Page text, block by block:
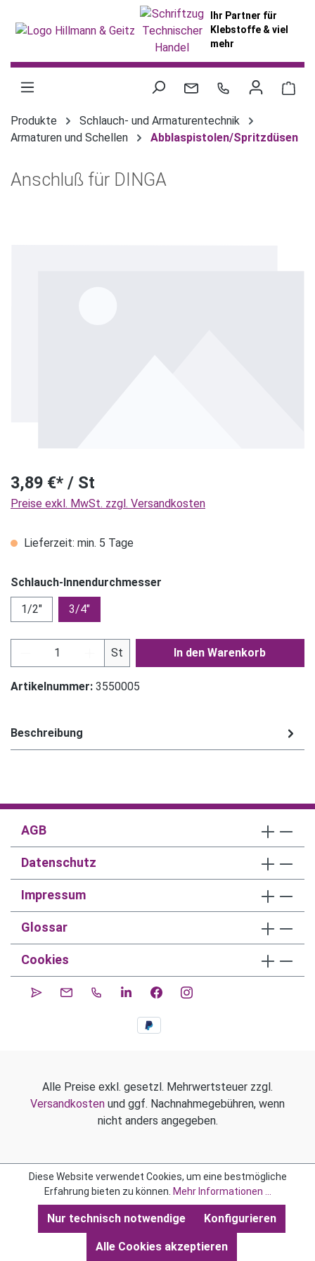
Ihr Partner für
Klebstoffe & viel
mehr
Produkte
Schlauch- und Armaturentechnik
Armaturen und Schellen
Abblaspistolen/Spritzdüsen
Anschluß für DINGA
3,89 €* / St
Preise exkl. MwSt. zzgl. Versandkosten
Lieferzeit: min. 5 Tage
Schlauch-Innendurchmesser
1/2"
3/4"
Produkt Anzahl: Gib den gewünschten Wert
St In den Warenkorb
Artikelnummer: 3550005
Beschreibung
AGB
Datenschutz
Impressum
Glossar
Cookies
Alle Preise exkl. gesetzl. Mehrwertsteuer zzgl.
Versandkosten und ggf. Nachnahmegebühren, wenn
nicht anders angegeben.
Diese Website verwendet Cookies, um eine bestmögliche
Erfahrung bieten zu können. Mehr Informationen ...
Nur technisch notwendige Konfigurieren
Alle Cookies akzeptieren